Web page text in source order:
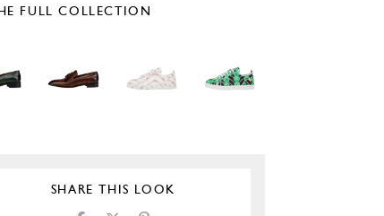
FULL COLLECTION
SHARE THIS LOOK